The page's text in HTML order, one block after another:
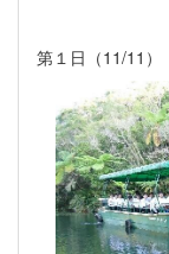
第１日（11/11 ）